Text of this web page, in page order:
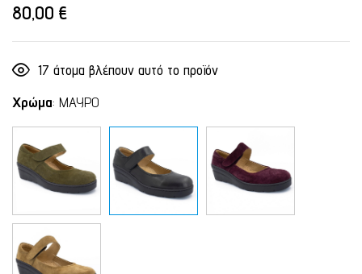
80,00 €
17 άτομα βλέπουν αυτό το προϊόν
Χρώμα: ΜΑΥΡΟ